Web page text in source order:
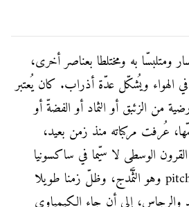
ومتلبسّا به ومختلطا بعناصر أخرى،
الهواء ويُشكّل عدّة أذراب. كان يُعتبر
من الزئبق أو الثماد أو الفضةّ أو
عُرفت مركباته منذ زمن بعيد،
الوسطى لا سيّما في ساكسونيا
وبوهيميا. كان يُسمّى معدنه باسم بتشبلند pitchblende وهو الثَّمْدج، وظلّ زمنا طويلا